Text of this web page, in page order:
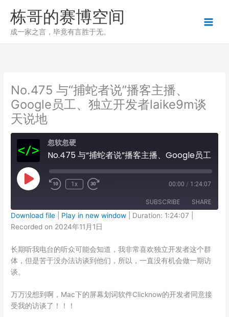
栋哥的赛博空间
成一家之言，毕竟有言胜于无。
No.475 与“捕蛇者说”播客主播、
Google员工、独立开发者laike9m谈
天说地
忽软忽硬
Play
Episode
1x 00:00 / 1:24:07
SUBSCRIBE SHARE
SHARE
LINK
EMBED
Download file Play in new window Duration: 1:24:07
Recorded on 2024年11月1日
长期听我电台的听众可能会知道，我非常喜欢独立开发者这个群
体，但是苦于没办法访谈到他们，所以，一直没有机会做一期访
谈。
万万没想到啊，Mac下的屏幕划词软件Clicknow的开发者同意接
受我的访谈了！！！